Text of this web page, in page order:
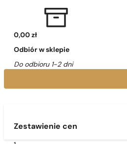
0,00 zł
Odbiór w sklepie
Do odbioru 1-2 dni
Zestawienie cen